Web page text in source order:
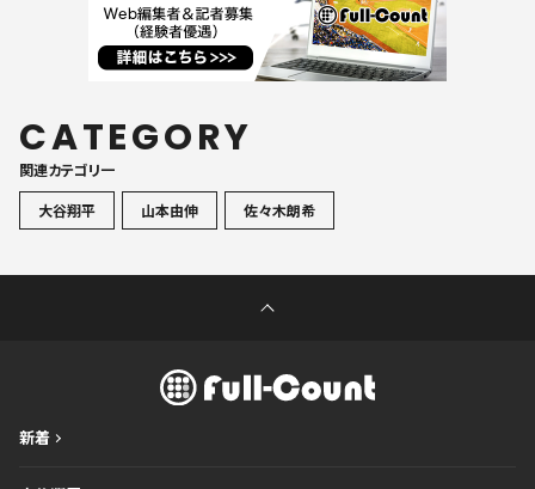
CATEGORY
関連カテゴリ一
大谷翔平
山本由伸 佐々木朗希
新着